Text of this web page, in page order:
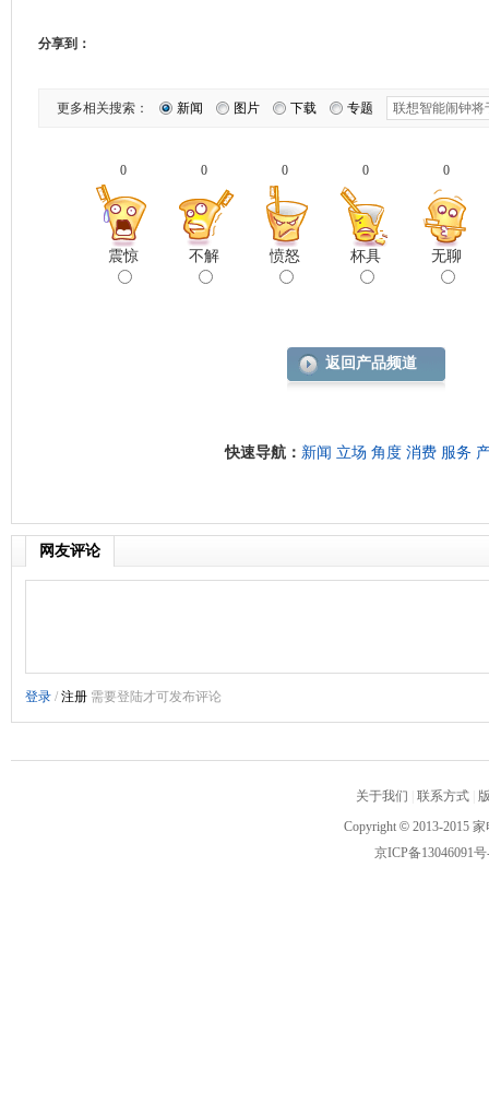
分享到：
更多相关搜索： 新闻 图片 下载 专题
0
震惊
0
不解
0
愤怒
0
杯具
0
无聊
返回产品频道
快速导航： 新闻 立场 角度 消费 服务
网友评论
关于我们 联系方式
Copyright © 2013-2015
京ICP备13046091号